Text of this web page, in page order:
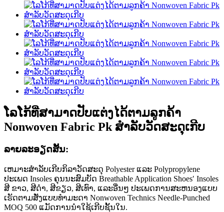
ໂລໂກ້ທີ່ສາມາດປັບແຕ່ງໄດ້ຕາມລູກຄ້າ
Nonwoven Fabric Pk ສໍາລັບວັດສະດຸເກີບ
ລາຍ​ລະ​ອຽດ​ສັ້ນ​:
ເຫມາະສໍາລັບເກີບກິລາວັດສະດຸ Polyester ແລະ Polypropylene
ປະເພດ Insoles ຄຸນນະສົມບັດ Breathable Application Shoes′ Insoles
ສີ ຂາວ, ສີດໍາ, ສີຂຽວ, ສີເທົາ, ແລະອື່ນໆ ປະເພດການສະຫນອງແບບ
ເຮັດຕາມສັ່ງແບບທໍາມະດາ Nonwoven Technics Needle-Punched
MOQ 500 ແມັດການນໍາໃຊ້ເກີບຊັ້ນໃນ.